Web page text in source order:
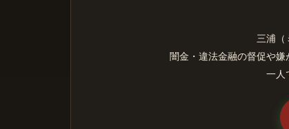
三浦（
闇金・違法金融の督促や嫌
一人